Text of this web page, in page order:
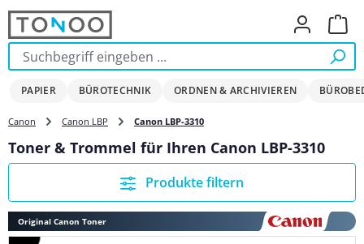
Zum Hauptinhalt springen
PAPIER BÜROTECHNIK ORDNEN & ARCHIVIEREN
Canon Canon LBP Canon LBP-3310
Toner & Trommel für Ihren Canon LBP-3310
Produkte filtern
Original Canon Toner